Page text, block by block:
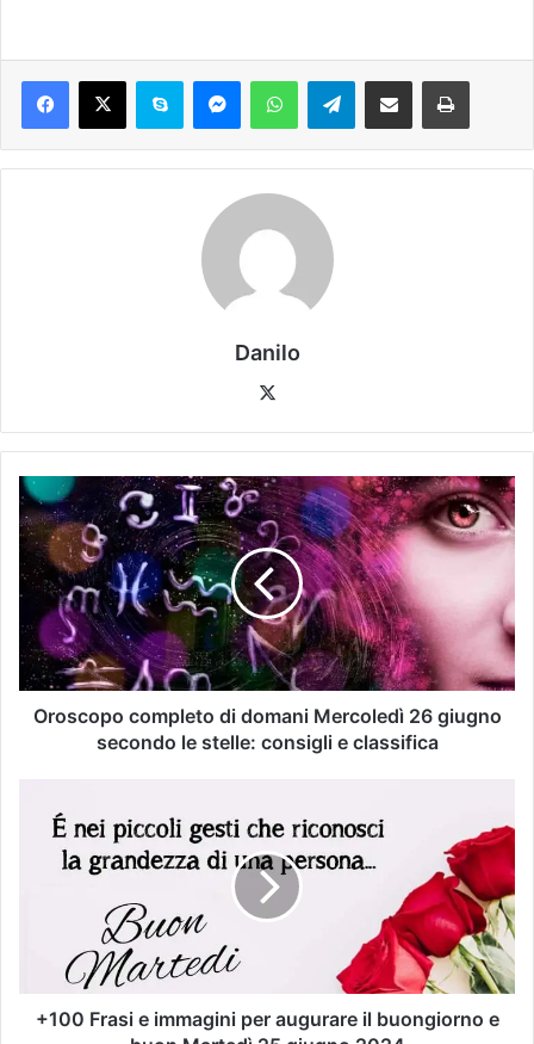
Danilo
Oroscopo completo di domani Mercoledì 26 giugno
secondo le stelle: consigli e classifica
+100 Frasi e immagini per augurare il buongiorno e